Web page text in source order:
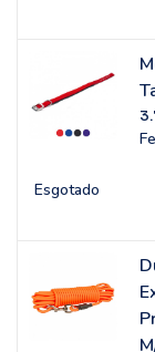
Esgotado